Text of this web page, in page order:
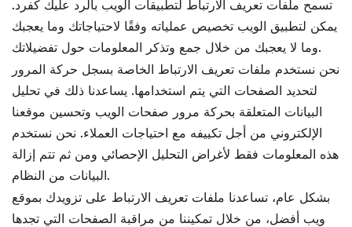
تسمح ملفات تعريف الارتباط لتطبيقات الويب بالرد عليك كفرد.
يمكن لتطبيق الويب تخصيص عملياته وفقًا لاحتياجاتك وما يعجبك
وما لا يعجبك من خلال جمع وتذكر المعلومات حول تفضيلاتك.
نحن نستخدم ملفات تعريف الارتباط الخاصة بسجل حركة المرور
لتحديد الصفحات التي يتم استخدامها. يساعدنا ذلك في تحليل
البيانات المتعلقة بحركة مرور صفحات الويب وتحسين موقعنا
الإلكتروني من أجل تكييفه مع احتياجات العملاء. نحن نستخدم
هذه المعلومات فقط لأغراض التحليل الإحصائي ومن ثم تتم إزالة
البيانات من النظام.
بشكل عام، تساعدنا ملفات تعريف الارتباط على تزويدك بموقع
ويب أفضل، من خلال تمكيننا من مراقبة الصفحات التي تجدها